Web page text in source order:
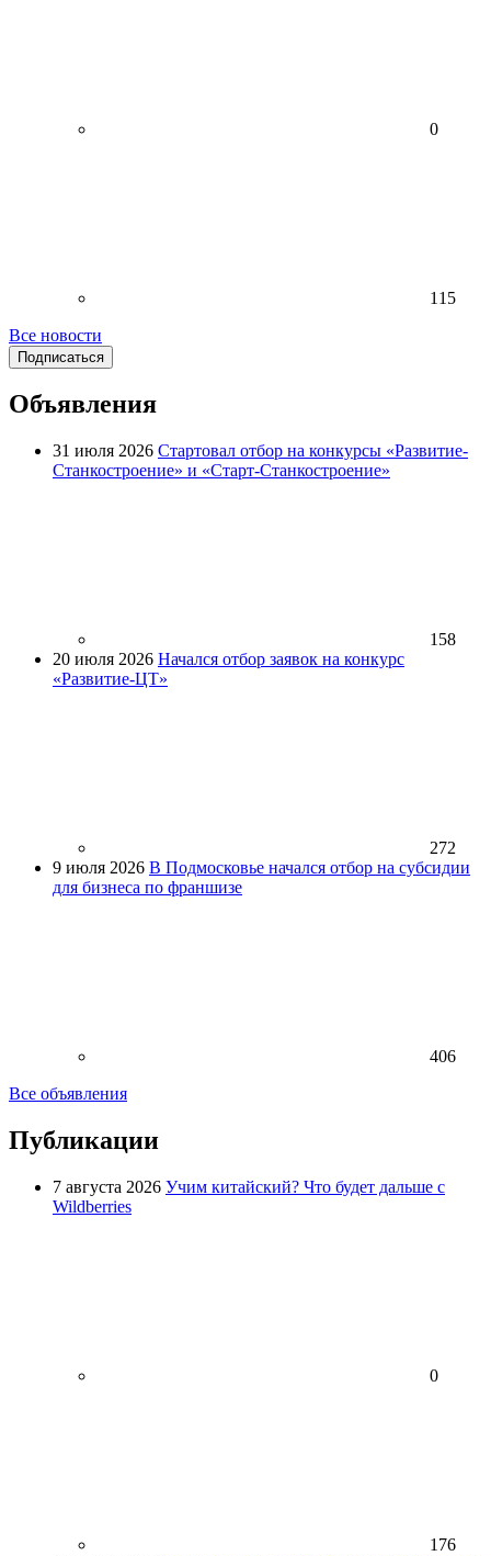
0
115
Все новости
Подписаться
Объявления
31 июля 2026 Стартовал отбор на конкурсы «Развитие-
Станкостроение» и «Старт-Станкостроение»
158
20 июля 2026 Начался отбор заявок на конкурс
«Развитие-ЦТ»
272
9 июля 2026 В Подмосковье начался отбор на субсидии
для бизнеса по франшизе
406
Все объявления
Публикации
7 августа 2026 Учим китайский? Что будет дальше с
Wildberries
0
176